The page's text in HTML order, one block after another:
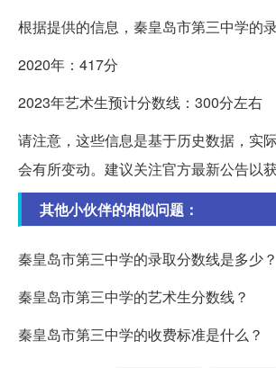
根据提供的信息，秦皇岛市第三中学的
2020年：417分
2023年艺术生预计分数线：300分左右
请注意，这些信息是基于历史数据，实
会有所变动。建议关注官方最新公告以
其他小伙伴的相似问题：
秦皇岛市第三中学的录取分数线是多少？
秦皇岛市第三中学的艺术生分数线？
秦皇岛市第三中学的收费标准是什么？